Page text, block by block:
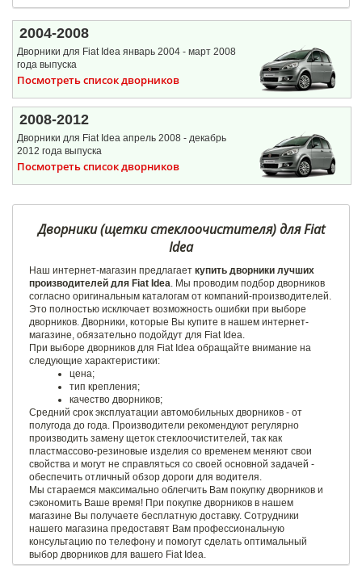
2004-2008
Дворники для Fiat Idea январь 2004 - март 2008
года выпуска
Посмотреть список дворников
2008-2012
Дворники для Fiat Idea апрель 2008 - декабрь
2012 года выпуска
Посмотреть список дворников
Дворники (щетки стеклоочистителя) для Fiat
Idea
Наш интернет-магазин предлагает купить дворники лучших
производителей для Fiat Idea. Мы проводим подбор дворников
согласно оригинальным каталогам от компаний-производителей.
Это полностью исключает возможность ошибки при выборе
дворников. Дворники, которые Вы купите в нашем интернет-
магазине, обязательно подойдут для Fiat Idea.
При выборе дворников для Fiat Idea обращайте внимание на
следующие характеристики:
цена;
тип крепления;
качество дворников;
Средний срок эксплуатации автомобильных дворников - от
полугода до года. Производители рекомендуют регулярно
производить замену щеток стеклоочистителей, так как
пластмассово-резиновые изделия со временем меняют свои
свойства и могут не справляться со своей основной задачей -
обеспечить отличный обзор дороги для водителя.
Мы стараемся максимально облегчить Вам покупку дворников и
сэкономить Ваше время! При покупке дворников в нашем
магазине Вы получаете бесплатную доставку. Сотрудники
нашего магазина предоставят Вам профессиональную
консультацию по телефону и помогут сделать оптимальный
выбор дворников для вашего Fiat Idea.